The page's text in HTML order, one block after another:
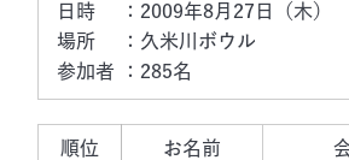
日時　 ：2009年8月27日（木）
場所　 ：久米川ボウル
順位 お名前